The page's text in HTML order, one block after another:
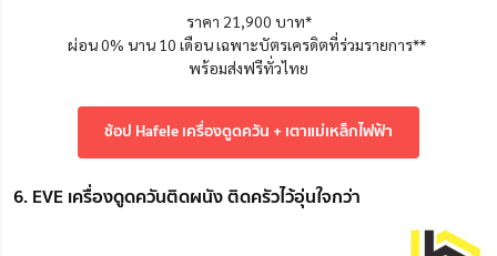
ราคา 21,900 บาท*
ผ่อน 0% นาน 10 เดือน เฉพาะบัตรเครดิตที่ร่วมรายการ**
พร้อมส่งฟรีทั่วไทย
ช้อป Hafele เครื่องดูดควัน + เตาแม่เหล็กไฟฟ้า
6. EVE เครื่องดูดควันติดผนัง ติดครัวไว้อุ่นใจกว่า